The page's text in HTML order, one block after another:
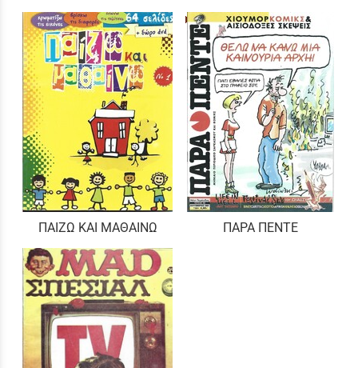
ΠΑΙΖΩ ΚΑΙ ΜΑΘΑΙΝΩ ΠΑΡΑ ΠΕΝΤΕ